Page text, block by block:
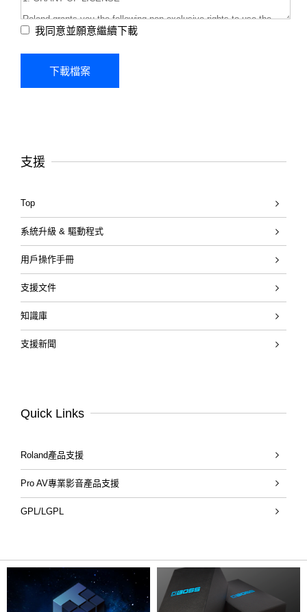
我同意並願意繼續下載
支援
Top
系統升級 & 驅動程式
用戶操作手冊
支援文件
知識庫
支援新聞
Quick Links
Roland產品支援
Pro AV專業影音產品支援
GPL/LGPL